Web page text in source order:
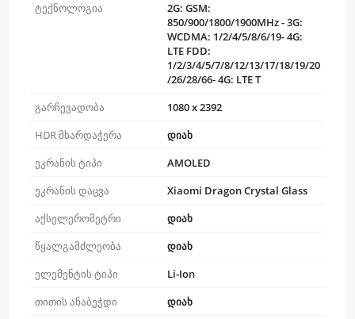
ტექნოლოგია
2G: GSM:
850/900/1800/1900MHz - 3G:
WCDMA: 1/2/4/5/8/6/19- 4G:
LTE FDD:
1/2/3/4/5/7/8/12/13/17/18/19/20
/26/28/66- 4G: LTE T
გარჩევადობა
1080 x 2392
HDR მხარდაჭერა
დიახ
ეკრანის ტიპი
AMOLED
ეკრანის დაცვა
Xiaomi Dragon Crystal Glass
აქსელერომეტრი
დიახ
წყალგამძლეობა
დიახ
ელემენტის ტიპი
Li-Ion
თითის ანაბეჭდი
დიახ